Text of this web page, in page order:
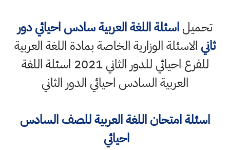
تحميلاسئلة اللغة العربية سادس احيائي دور
ثاني الاسئلة الوزارية الخاصة بمادة اللغة العربية
للفرع احيائي للدور الثاني 2021 اسئلة اللغة
العربية السادس احيائي الدور الثاني
اسئلة امتحان اللغة العربية للصف السادس
احيائي